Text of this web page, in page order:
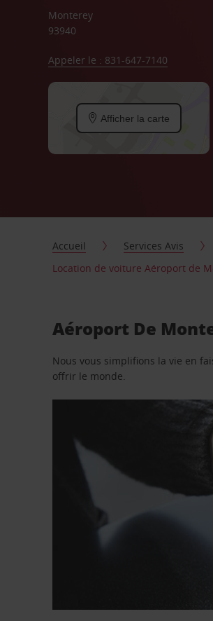
Monterey
93940
Appeler le : 831-647-7140
Afficher la carte
Accueil Services Avis
Location de voiture Aéroport de
Aéroport De
Nous vous simplifions la vie en
offrir le monde.